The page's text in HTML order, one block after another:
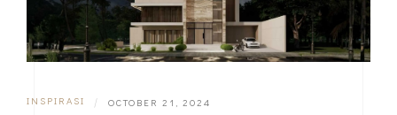
INSPIRASI | OCTOBER 21, 2024